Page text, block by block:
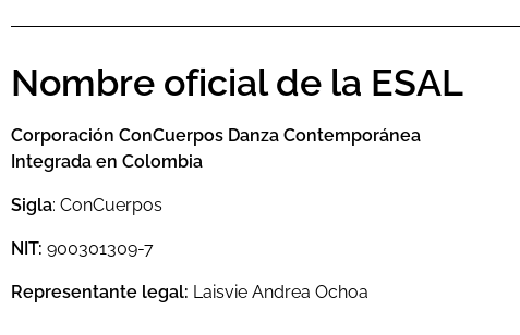
Nombre oficial de la ESAL
Corporación ConCuerpos Danza Contemporánea
Integrada en Colombia
Sigla: ConCuerpos
NIT: 900301309-7
Representante legal: Laisvie Andrea Ochoa